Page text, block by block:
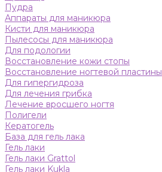
Пудра
Аппараты для маникюра
Кисти для маникюра
Пылесосы для маникюра
Для подологии
Восстановление кожи стопы
Восстановление ногтевой пластины
Для гипергидроза
Для лечения грибка
Лечение вросшего ногтя
Полигели
Кератогель
База для гель лака
Гель лаки
Гель лаки Grattol
Гель лаки Kukla